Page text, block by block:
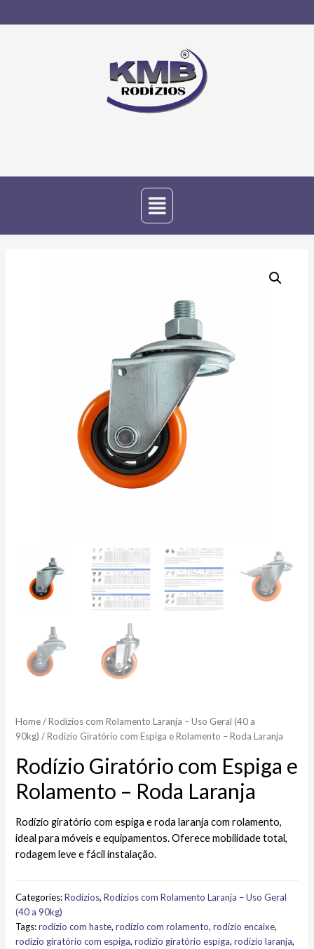
Home/Rodízios com Rolamento Laranja – Uso Geral (40 a
90kg) / Rodízio Giratório com Espiga e Rolamento – Roda Laranja
Rodízio Giratório com Espiga e
Rolamento – Roda Laranja
Rodízio giratório com espiga e roda laranja com rolamento,
ideal para móveis e equipamentos. Oferece mobilidade total,
rodagem leve e fácil instalação.
Categories:Rodízios,Rodízios com Rolamento Laranja – Uso Geral
(40 a 90kg)
Tags:rodízio com haste,rodízio com rolamento,rodízio encaixe,
rodízio giratório com espiga,rodízio giratório espiga,rodízio laranja,